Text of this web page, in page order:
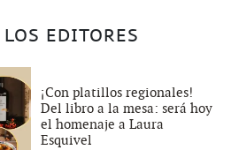
EDITORES
¡Con platillos regionales!
Del libro a la mesa: será hoy
el homenaje a Laura
Esquivel